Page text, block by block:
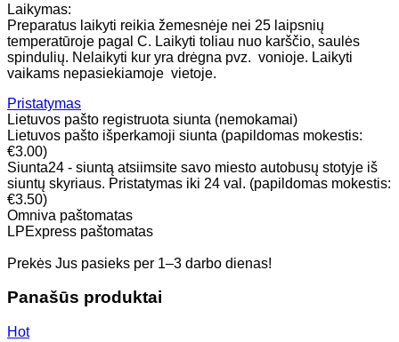
Laikymas:
Preparatus laikyti reikia žemesnėje nei 25 laipsnių
temperatūroje pagal C. Laikyti toliau nuo karščio, saulės
spindulių. Nelaikyti kur yra drėgna pvz. vonioje. Laikyti
vaikams nepasiekiamoje vietoje.
Pristatymas
Lietuvos pašto registruota siunta (nemokamai)
Lietuvos pašto išperkamoji siunta (papildomas mokestis:
€3.00)
Siunta24 - siuntą atsiimsite savo miesto autobusų stotyje iš
siuntų skyriaus. Pristatymas iki 24 val. (papildomas mokestis:
€3.50)
Omniva paštomatas
LPExpress paštomatas
Prekės Jus pasieks per 1–3 darbo dienas!
Panašūs produktai
Hot